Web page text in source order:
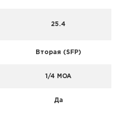
25.4
Вторая (SFP)
1/4 MOA
Да